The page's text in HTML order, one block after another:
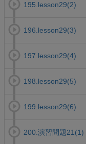
195.lesson29(2)
196.lesson29(3)
197.lesson29(4)
198.lesson29(5)
199.lesson29(6)
200.演習問題21(1)